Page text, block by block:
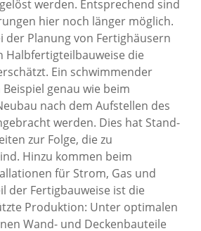
werden. Entsprechend sind
hier noch länger möglich.
der Planung von Fertighäusern
Halbfertigteilbauweise die
Ein schwimmender
genau wie beim
nach dem Aufstellen des
werden. Dies hat Stand-
zur Folge, die zu
Hinzu kommen beim
für Strom, Gas und
der Fertigbauweise ist die
Produktion: Unter optimalen
Wand- und Deckenbauteile